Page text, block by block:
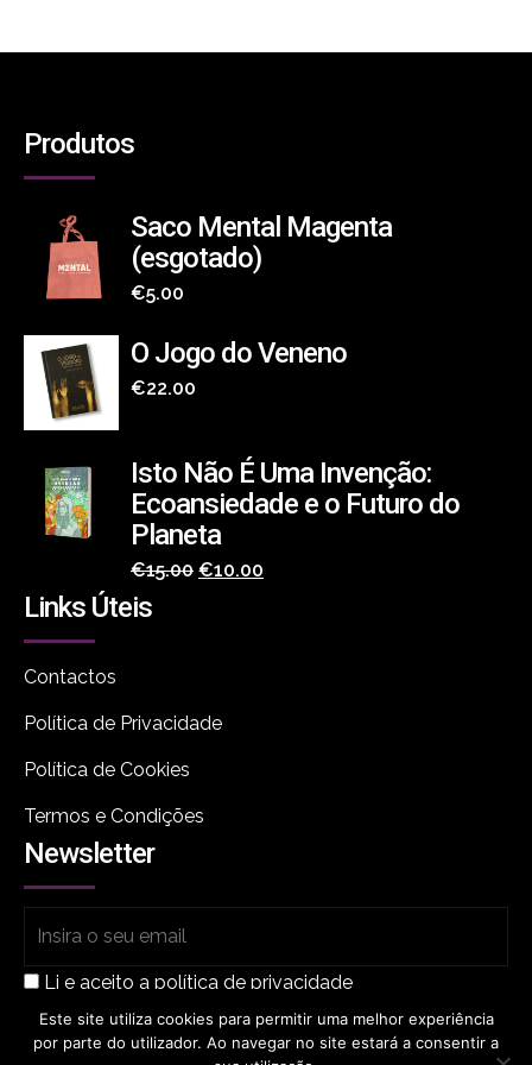
Produtos
Saco Mental Magenta
(esgotado)
€5.00
O Jogo do Veneno
€22.00
Isto Não É Uma Invenção:
Ecoansiedade e o Futuro do
Planeta
€15.00 O
€10.00
Links Úteis
Contactos
Política de Privacidade
Política de Cookies
Termos e Condições
Newsletter
Li e aceito a política de privacidade
Este site utiliza cookies para permitir uma melhor experiência
por parte do utilizador. Ao navegar no site estará a consentir a